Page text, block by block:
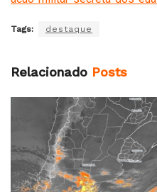
Tags: destaque
Relacionado Posts